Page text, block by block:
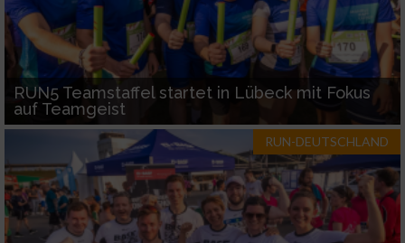
RUN5 Teamstaffel startet in Lübeck mit Fokus
auf Teamgeist
RUN-DEUTSCHLAND